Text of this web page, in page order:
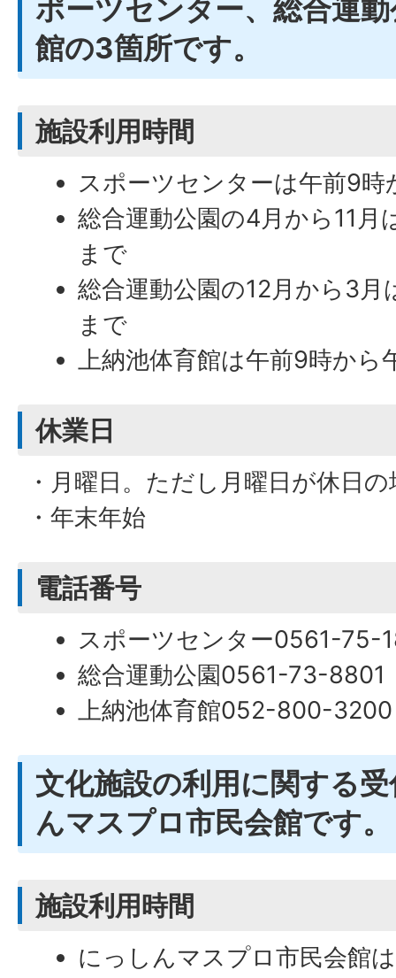
ポーツセンター、総合運
館の3箇所です。
施設利用時間
スポーツセンターは午前9時
総合運動公園の4月から11月
まで
総合運動公園の12月から3
まで
上納池体育館は午前9時から
休業日
・月曜日。ただし月曜日が休日
・年末年始
電話番号
スポーツセンター0561-75-
総合運動公園0561-73-8801
上納池体育館052-800-3200
文化施設の利用に関する
んマスプロ市民会館です。
施設利用時間
にっしんマスプロ市民会館